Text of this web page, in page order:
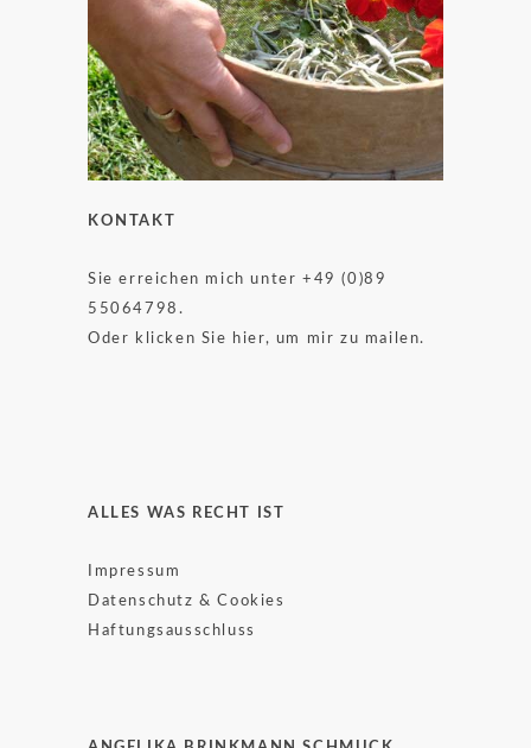
KONTAKT
Sie erreichen mich unter +49 (0)89
55064798.
Oder klicken Sie hier, um mir zu mailen.
ALLES WAS RECHT IST
Impressum
Datenschutz & Cookies
Haftungsausschluss